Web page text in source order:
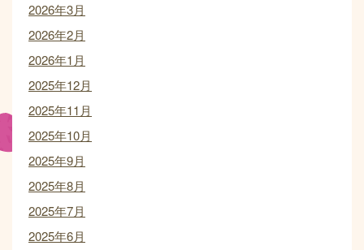
2026年3月
2026年2月
2026年1月
2025年12月
2025年11月
2025年10月
2025年9月
2025年8月
2025年7月
2025年6月